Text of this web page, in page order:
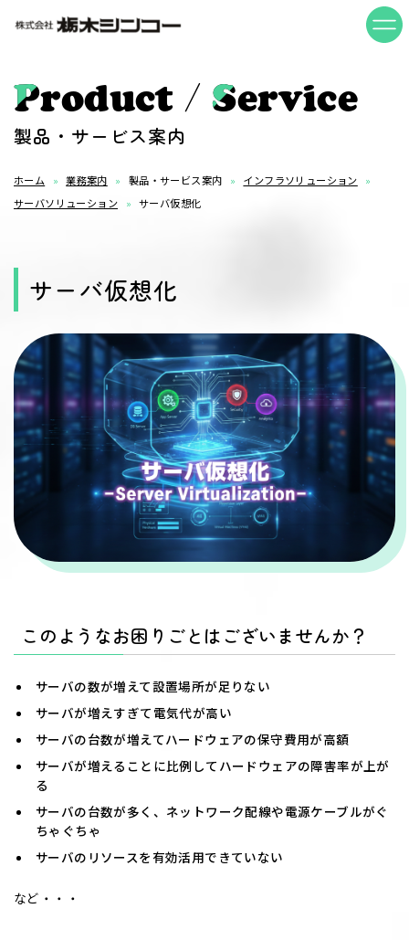
Product / Service
製品・サービス案内
ホーム 業務案内 製品・サービス案内
インフラソリューション
サーバソリューション
サーバ仮想化
サーバ仮想化
このようなお困りごとはございませんか？
サーバの数が増えて設置場所が足りない
サーバが増えすぎて電気代が高い
サーバの台数が増えてハードウェアの保守費用が高額
サーバが増えることに比例してハードウェアの障害率が上が
る
サーバの台数が多く、ネットワーク配線や電源ケーブルがぐ
ちゃぐちゃ
サーバのリソースを有効活用できていない
など・・・